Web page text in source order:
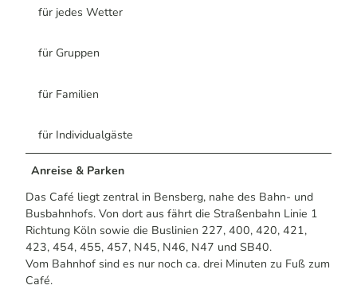
für jedes Wetter
für Gruppen
für Familien
für Individualgäste
Anreise & Parken
Das Café liegt zentral in Bensberg, nahe des Bahn- und
Busbahnhofs. Von dort aus fährt die Straßenbahn Linie 1
Richtung Köln sowie die Buslinien 227, 400, 420, 421,
423, 454, 455, 457, N45, N46, N47 und SB40.
Vom Bahnhof sind es nur noch ca. drei Minuten zu Fuß zum
Café.